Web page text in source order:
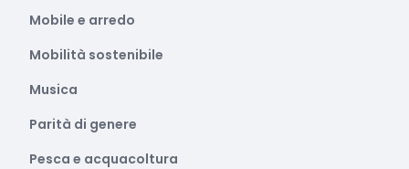
Mobile e arredo
Mobilità sostenibile
Musica
Parità di genere
Pesca e acquacoltura